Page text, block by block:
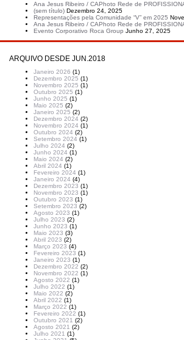
Ana Jesus Ribeiro / CAPhoto Rede de
(sem título) Dezembro 24, 2025
Representações pela Comunidade “V” em 2025
Ana Jesus Ribeiro / CAPhoto Rede de
Evento Corporativo Roca Group Junho 27, 2025
ARQUIVO DESDE JUN.2018
Janeiro 2026 (1)
Dezembro 2025 (1)
Novembro 2025 (1)
Outubro 2025 (1)
Junho 2025 (1)
Maio 2025 (2)
Janeiro 2025 (2)
Dezembro 2024 (2)
Novembro 2024 (1)
Outubro 2024 (2)
Setembro 2024 (1)
Julho 2024 (2)
Junho 2024 (1)
Maio 2024 (2)
Abril 2024 (1)
Fevereiro 2024 (1)
Janeiro 2024 (4)
Dezembro 2023 (1)
Novembro 2023 (1)
Outubro 2023 (1)
Setembro 2023 (2)
Agosto 2023 (1)
Julho 2023 (2)
Junho 2023 (1)
Maio 2023 (3)
Abril 2023 (2)
Março 2023 (4)
Fevereiro 2023 (1)
Janeiro 2023 (1)
Dezembro 2022 (2)
Novembro 2022 (1)
Agosto 2022 (1)
Julho 2022 (1)
Maio 2022 (2)
Abril 2022 (1)
Março 2022 (1)
Fevereiro 2022 (1)
Outubro 2021 (2)
Agosto 2021 (2)
Julho 2021 (1)